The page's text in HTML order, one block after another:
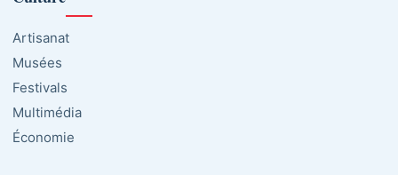
Artisanat
Musées
Festivals
Multimédia
Économie